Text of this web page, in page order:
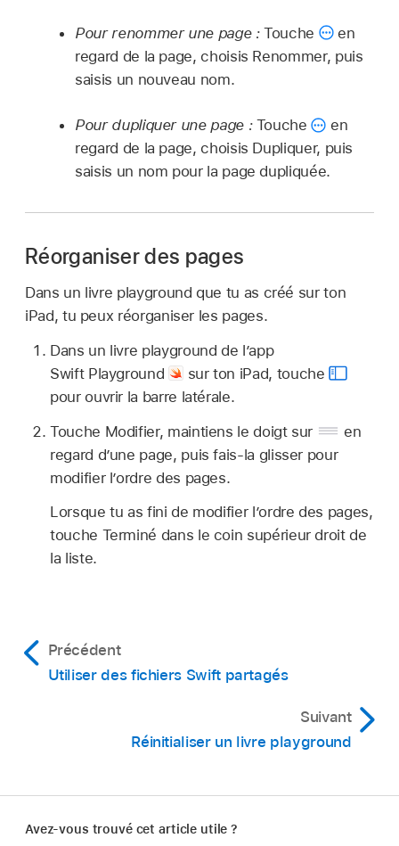
Pour renommer une page :Touche
en
regard de la page, choisis Renommer, puis
saisis un nouveau nom.
Pour dupliquer une page :Touche
en
regard de la page, choisis Dupliquer, puis
saisis un nom pour la page dupliquée.
Réorganiser des pages
Dans un livre playground que tu as créé sur ton
iPad, tu peux réorganiser les pages.
Dans un livre playground de l’app
Swift Playground
sur ton iPad, touche
pour ouvrir la barre latérale.
Touche Modifier, maintiens le doigt sur
en
regard d’une page, puis fais-la glisser pour
modifier l’ordre des pages.
Lorsque tu as fini de modifier l’ordre des pages,
touche Terminé dans le coin supérieur droit de
la liste.
Précédent
Utiliser des fichiers Swift partagés
Suivant
Réinitialiser un livre playground
Avez-vous trouvé cet article utile ?